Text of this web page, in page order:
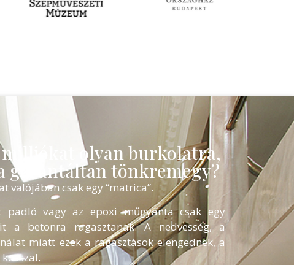
olyan burkolatra,
garantáltan tönkremegy?
valójában csak egy “matrica”.
padló vagy az epoxi műgyanta csak egy
a betonra ragasztanak. A nedvesség, a
miatt ezek a ragasztások elengednek, a